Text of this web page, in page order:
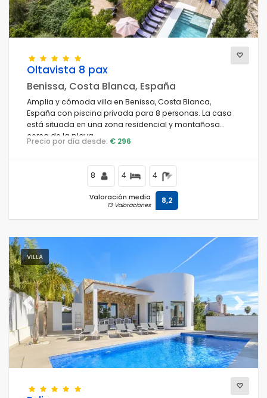
Oltavista 8 pax
Benissa, Costa Blanca, España
Amplia y cómoda villa en Benissa, Costa Blanca,
España con piscina privada para 8 personas. La casa
está situada en una zona residencial y montañosa
cerca de la playa.
Precio por día desde: € 296
8 4 4
Valoración media
13 Valoraciones 8,2
VILLA
Previous Next